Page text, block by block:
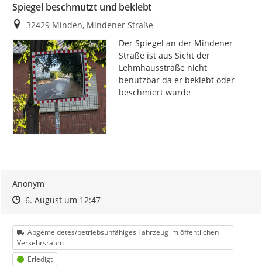
Spiegel beschmutzt und beklebt
Ort
32429 Minden, Mindener Straße
Der Spiegel an der Mindener
Straße ist aus Sicht der
Lehmhausstraße nicht
benutzbar da er beklebt oder
beschmiert wurde
Anonym
Zeitpunkt des Erstellens
Zeitpunkt des Erstellens
6. August um 12:47Zur Äußerung
Kategorie
Abgemeldetes/betriebsunfähiges Fahrzeug im öffentlichen
Verkehrsraum
Status
Erledigt